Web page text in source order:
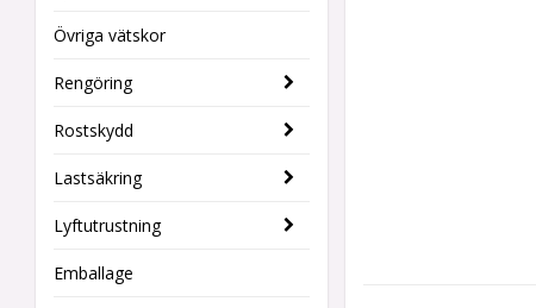
Övriga vätskor
Rengöring
Rostskydd
Lastsäkring
Lyftutrustning
Emballage